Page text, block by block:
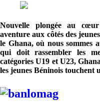
Nouvelle plongée au
aventure aux côtés des
le Ghana, où nous sommes
qui doit rassembler les
catégories U19 et U23,
les jeunes Béninois touchent